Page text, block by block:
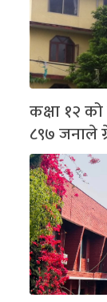
कक्षा १२
८९७ जनाले